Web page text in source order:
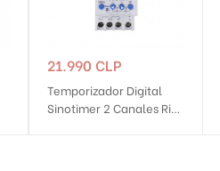
Precio
21.990 CLP
Temporizador Digital
Sinotimer 2 Canales Riel